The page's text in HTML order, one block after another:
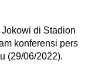
di Stadion
konferensi pers
(29/06/2022).